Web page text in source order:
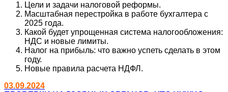
Цели и задачи налоговой реформы.
Масштабная перестройка в работе бухгалтера с
2025 года.
Какой будет упрощенная система налогообложения:
НДС и новые лимиты.
Налог на прибыль: что важно успеть сделать в этом
году.
Новые правила расчета НДФЛ.
03.09.2024